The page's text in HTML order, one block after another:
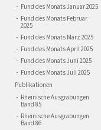
Fund des Monats Januar 2025
Fund des Monats Februar
2025
Fund des Monats März 2025
Fund des Monats April 2025
Fund des Monats Juni 2025
Fund des Monats Juli 2025
Publikationen
Rheinische Ausgrabungen
Band 85
Rheinische Ausgrabungen
Band 86